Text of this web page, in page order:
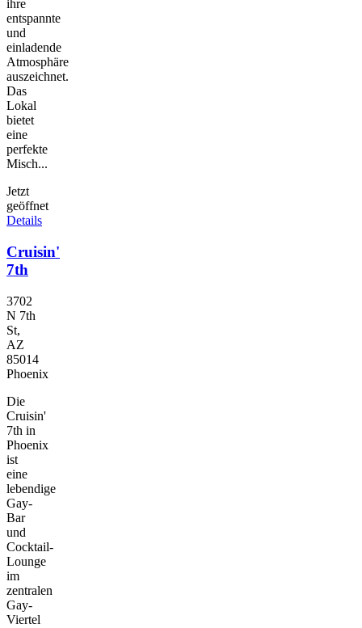
ihre
entspannte
und
einladende
Atmosphäre
auszeichnet.
Das
Lokal
bietet
eine
perfekte
Misch...
Jetzt
geöffnet
Details
Cruisin'
7th
3702
N 7th
St,
AZ
85014
Phoenix
Die
Cruisin'
7th in
Phoenix
ist
eine
lebendige
Gay-
Bar
und
Cocktail-
Lounge
im
zentralen
Gay-
Viertel